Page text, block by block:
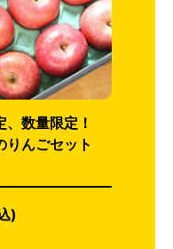
、数量限定！
りんごセット
)